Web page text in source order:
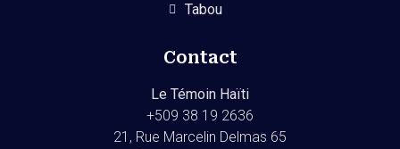
Tabou
Contact
Le Témoin Haïti
+509 38 19 2636
21, Rue Marcelin Delmas 65